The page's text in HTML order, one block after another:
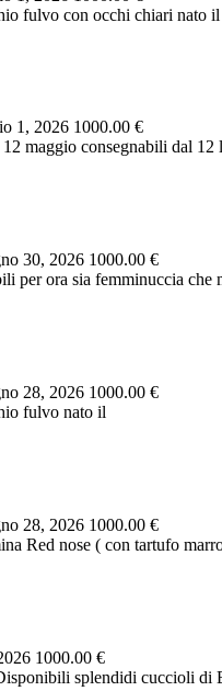
fulvo con occhi chiari nato il
1, 2026 1000.00 €
maggio consegnabili dal
30, 2026 1000.00 €
per ora sia femminuccia
28, 2026 1000.00 €
fulvo nato il
28, 2026 1000.00 €
Red nose ( con tartufo
1000.00 €
splendidi cuccioli di